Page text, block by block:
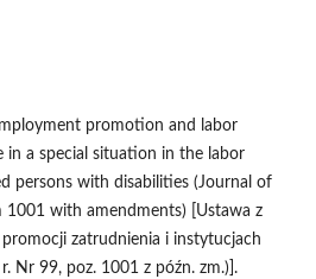
promotion and labor
in a special situation in the labor
persons with disabilities (Journal of
1001 with amendments) [Ustawa z
zatrudnienia i instytucjach
Nr 99, poz. 1001 z późn. zm.)].